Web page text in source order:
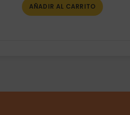
AÑADIR AL CARRITO